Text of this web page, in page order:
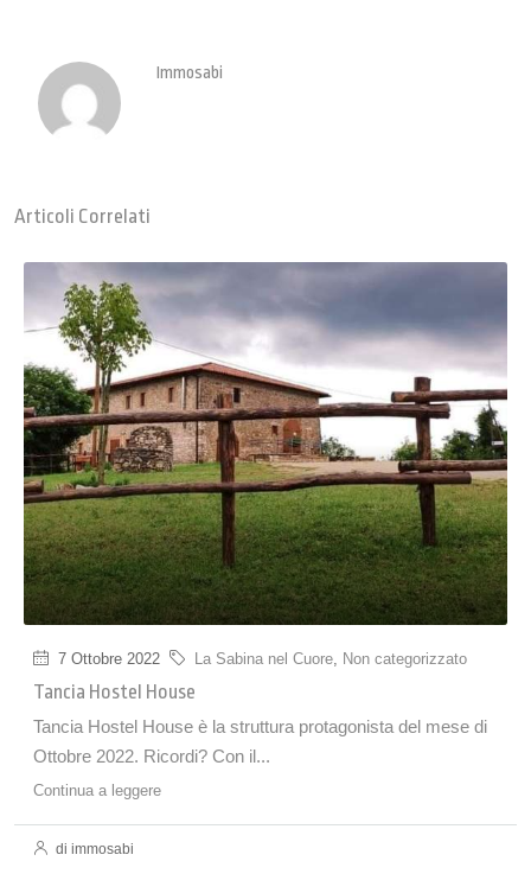
Immosabi
Articoli Correlati
7 Ottobre 2022 La Sabina nel Cuore, Non categorizzato
Tancia Hostel House
Tancia Hostel House è la struttura protagonista del mese di
Ottobre 2022. Ricordi? Con il...
Continua a leggere
di immosabi